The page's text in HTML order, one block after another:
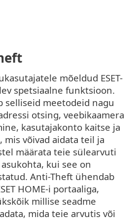
mõeldud ESET-
spetsiaalne funktsioon.
selliseid meetodeid nagu
otsing, veebikaamera
kasutajakonto kaitse ja
mis võivad aidata teil ja
määrata teie sülearvuti
kui see on
Anti-Theft ühendab
HOME-i portaaliga,
millise seadme
mida teie arvutis või